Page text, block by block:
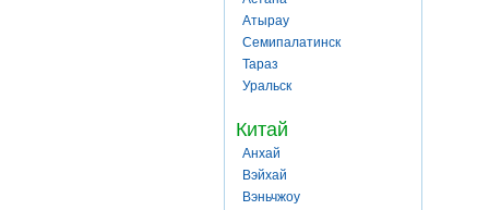
Атырау
Семипалатинск
Тараз
Уральск
Китай
Анхай
Вэйхай
Вэньчжоу